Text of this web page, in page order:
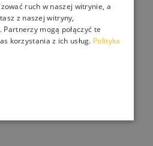
ruch w naszej witrynie, a
z naszej witryny,
mogą połączyć te
korzystania z ich usług. Polityka